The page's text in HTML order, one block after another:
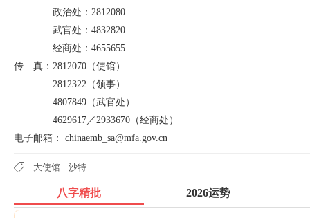
政治处：2812080
武官处：4832820
经商处：4655655
传 真：2812070（使馆）
2812322（领事）
4807849（武官处）
4629617／2933670（经商处）
电子邮箱： chinaemb_sa@mfa.gov.cn
大使馆 沙特
八字精批 2026运势